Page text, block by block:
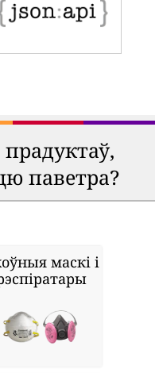
паветра?
маскі і